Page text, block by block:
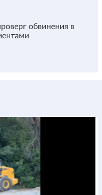
обвинения в